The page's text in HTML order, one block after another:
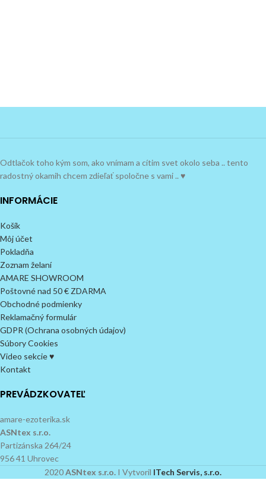
Odtlačok toho kým som, ako vnímam a cítim svet okolo seba .. tento
radostný okamih chcem zdieľať spoločne s vami .. ♥
INFORMÁCIE
Košík
Môj účet
Pokladňa
Zoznam želaní
AMARE SHOWROOM
Poštovné nad 50 € ZDARMA
Obchodné podmienky
Reklamačný formulár
GDPR (Ochrana osobných údajov)
Súbory Cookies
Video sekcie ♥
Kontakt
PREVÁDZKOVATEĽ
amare-ezoterika.sk
ASNtex s.r.o.
Partizánska 264/24
956 41 Uhrovec
2020ASNtex s.r.o. I Vytvoril ITech Servis, s.r.o.